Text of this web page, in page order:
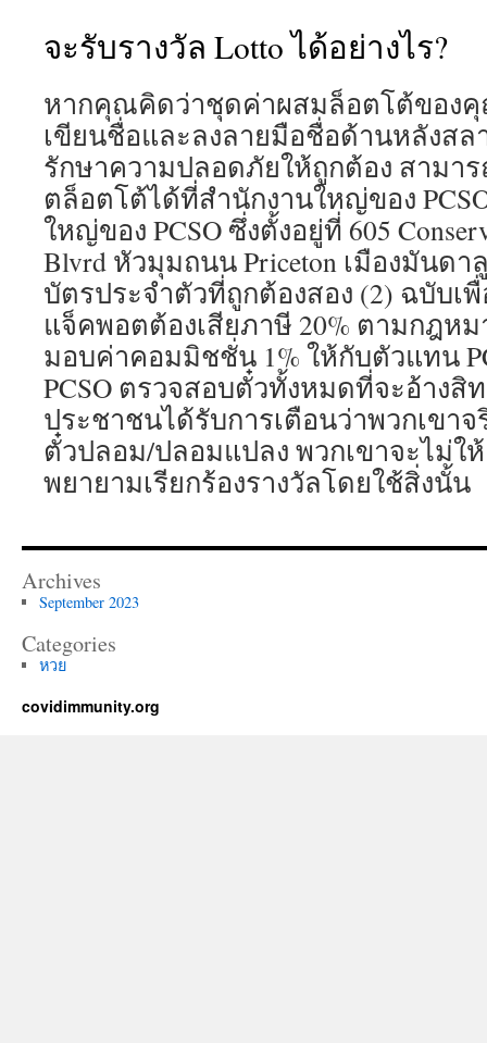
จะรับรางวัล Lotto ได้อย่างไร?
หากคุณคิดว่าชุดค่าผสมล็อตโต้ของคุ
เขียนชื่อและลงลายมือชื่อด้านหลังสล
รักษาความปลอดภัยให้ถูกต้อง สามา
ตล็อตโต้ได้ที่สำนักงานใหญ่ของ
ใหญ่ของ PCSO ซึ่งตั้งอยู่ที่ 605
Blvrd หัวมุมถนน Priceton เมืองมันด
บัตรประจำตัวที่ถูกต้องสอง (2) ฉบับเ
แจ็คพอตต้องเสียภาษี 20% ตามกฎหม
มอบค่าคอมมิชชั่น 1% ให้กับตัวแทน
PCSO ตรวจสอบตั๋วทั้งหมดที่จะอ้างสิ
ประชาชนได้รับการเตือนว่าพวกเขาจ
ตั๋วปลอม/ปลอมแปลง พวกเขาจะไม่ใ
พยายามเรียกร้องรางวัลโดยใช้สิ่งนั้น
Archives
September 2023
Categories
หวย
covidimmunity.org